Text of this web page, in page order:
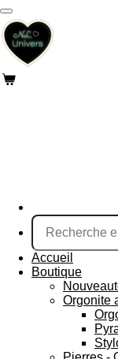
Passer
au
contenu
principal
Accueil
Boutique
Orgonite